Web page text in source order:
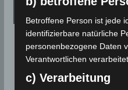
Meteorstrom der
Maximum am 13.
2. August 2019
Betroffene Person ist jede
identifizierbare natürliche
personenbezogene Daten
Verantwortlichen
c) Verarbeitung